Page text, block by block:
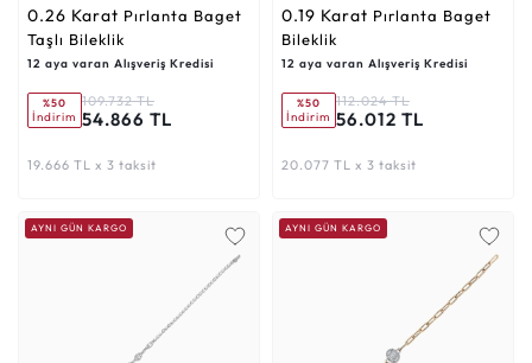
0.26 Karat
Taşlı Bileklik
12 aya varan Alışveriş Kredisi
%50
İndirim
109.732 TL
54.866 TL
19.666 TL x 3 taksit
0.19 Karat
Bileklik
12 aya varan Alışveriş Kredisi
%50
İndirim
112.024 TL
56.012 TL
20.077 TL x 3 taksit
AYNI GÜN KARGO AYNI GÜN KARGO